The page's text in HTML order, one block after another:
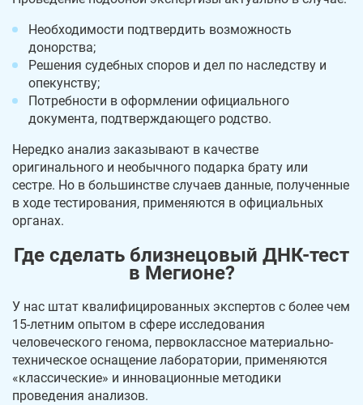
Необходимости подтвердить возможность
донорства;
Решения судебных споров и дел по наследству и
опекунству;
Потребности в оформлении официального
документа, подтверждающего родство.
Нередко анализ заказывают в качестве
оригинального и необычного подарка брату или
сестре. Но в большинстве случаев данные, полученные
в ходе тестирования, применяются в официальных
органах.
Где сделать близнецовый ДНК-тест
в Мегионе?
У нас штат квалифицированных экспертов с более чем
15-летним опытом в сфере исследования
человеческого генома, первоклассное материально-
техническое оснащение лаборатории, применяются
«классические» и инновационные методики
проведения анализов.